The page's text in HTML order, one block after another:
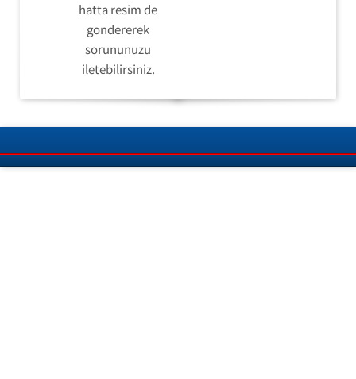
hatta resim de
gondererek
sorununuzu
iletebilirsiniz.